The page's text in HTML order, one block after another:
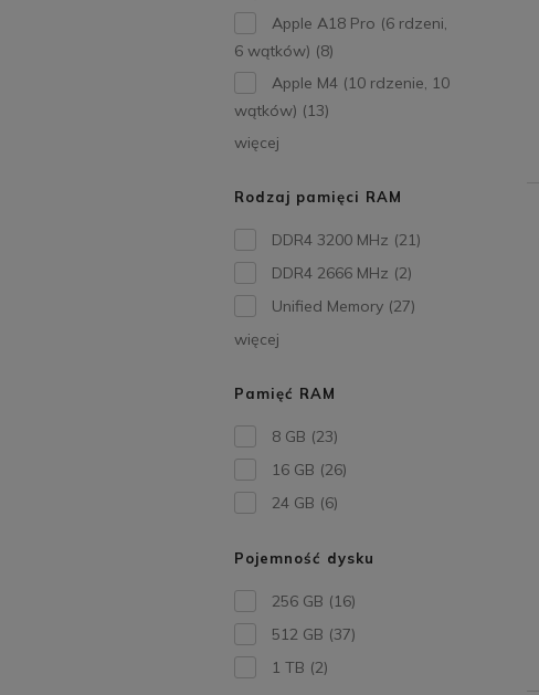
Apple A18 Pro (6 rdzeni,
6 wątków) (8)
Apple M4 (10 rdzenie, 10
wątków) (13)
więcej
Rodzaj pamięci RAM
DDR4 3200 MHz (21)
DDR4 2666 MHz (2)
Unified Memory (27)
więcej
Pamięć RAM
8 GB (23)
16 GB (26)
24 GB (6)
Pojemność dysku
256 GB (16)
512 GB (37)
1 TB (2)